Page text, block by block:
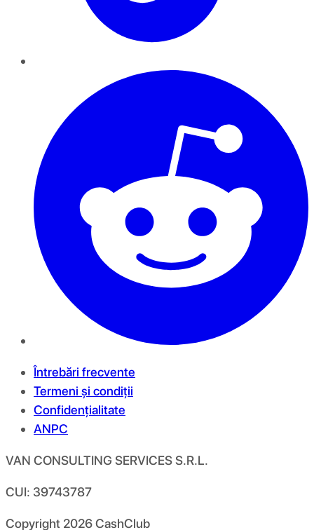
Întrebări frecvente
Termeni și condiții
Confidențialitate
ANPC
VAN CONSULTING SERVICES S.R.L.
CUI: 39743787
Copyright 2026CashClub